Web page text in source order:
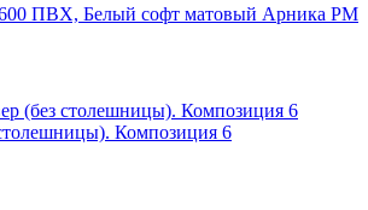
ПВХ, Белый софт матовый Арника РМ
Композиция 6